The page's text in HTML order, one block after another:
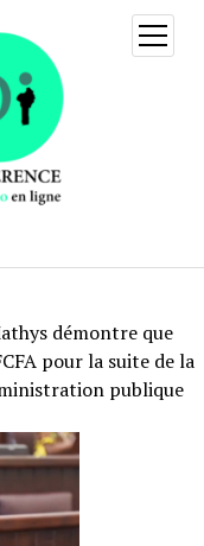
ouvrir
menu
démontre que
pour la suite de la
publique